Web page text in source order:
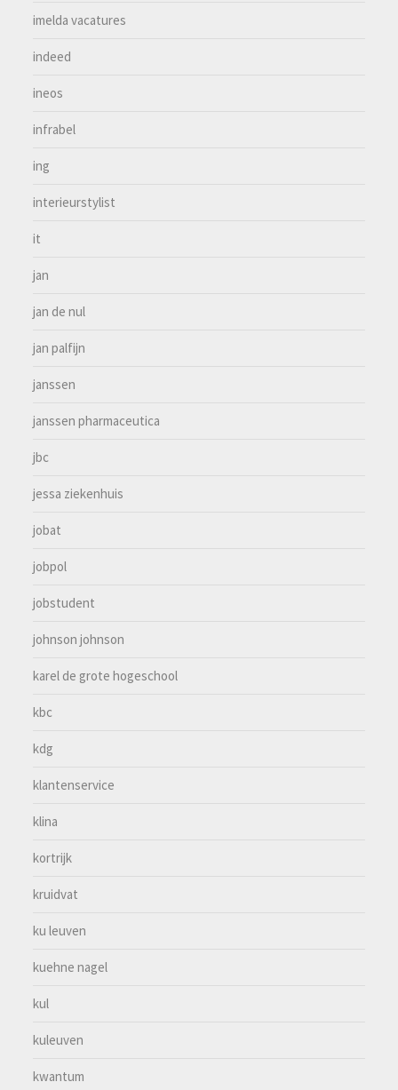
imelda vacatures
indeed
ineos
infrabel
ing
interieurstylist
it
jan
jan de nul
jan palfijn
janssen
janssen pharmaceutica
jbc
jessa ziekenhuis
jobat
jobpol
jobstudent
johnson johnson
karel de grote hogeschool
kbc
kdg
klantenservice
klina
kortrijk
kruidvat
ku leuven
kuehne nagel
kul
kuleuven
kwantum